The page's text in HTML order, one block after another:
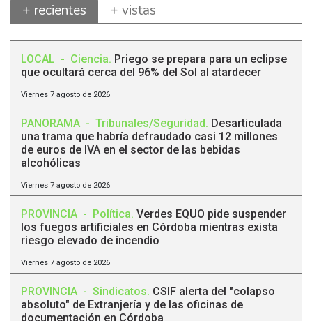
+ recientes + vistas
LOCAL - Ciencia. Priego se prepara para un eclipse
que ocultará cerca del 96% del Sol al atardecer
Viernes 7 agosto de 2026
PANORAMA - Tribunales/Seguridad. Desarticulada
una trama que habría defraudado casi 12 millones
de euros de IVA en el sector de las bebidas
alcohólicas
Viernes 7 agosto de 2026
PROVINCIA - Política. Verdes EQUO pide suspender
los fuegos artificiales en Córdoba mientras exista
riesgo elevado de incendio
Viernes 7 agosto de 2026
PROVINCIA - Sindicatos. CSIF alerta del "colapso
absoluto" de Extranjería y de las oficinas de
documentación en Córdoba